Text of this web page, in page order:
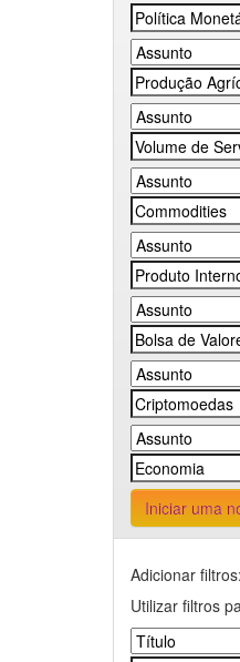
Iniciar uma
Adicionar filtros:
Utilizar filtros